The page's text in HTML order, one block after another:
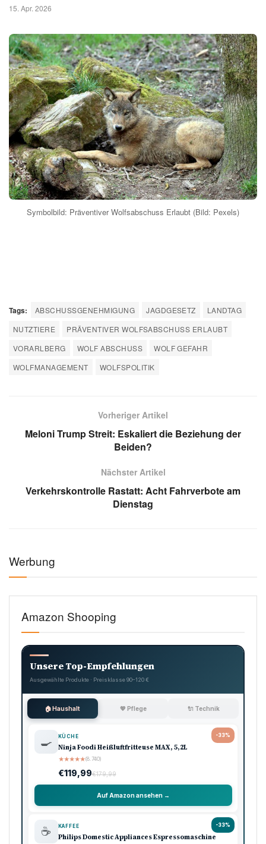
15. Apr. 2026
Symbolbild: Präventiver Wolfsabschuss Erlaubt (Bild: Pexels)
Tags: ABSCHUSSGENEHMIGUNG JAGDGESETZ
LANDTAG
NUTZTIERE
PRÄVENTIVER WOLFSABSCHUSS ERLAUBT
VORARLBERG
WOLF ABSCHUSS
WOLF GEFAHR
WOLFMANAGEMENT
WOLFSPOLITIK
Vorheriger Artikel
Meloni Trump Streit: Eskaliert die Beziehung der
Beiden?
Nächster Artikel
Verkehrskontrolle Rastatt: Acht Fahrverbote am
Dienstag
Werbung
Amazon Shooping
Unsere Top-Empfehlungen
Ausgewählte Produkte · Preisklasse 90–120 €
🏠 Haushalt 💖 Pflege 🔌 Technik
-33%
🍳 KÜCHE
Ninja Foodi Heißluftfritteuse MAX, 5,2L
★★★★★(8.740)
€119,99€179,99
Auf Amazon ansehen →
-33%
☕ KAFFEE
Philips Domestic Appliances Espressomaschine